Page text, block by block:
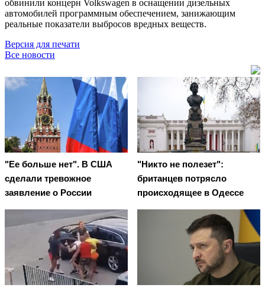
обвинили концерн Volkswagen в оснащении дизельных
автомобилей программным обеспечением, занижающим
реальные показатели выбросов вредных веществ.
Версия для печати
Все новости
"Ее больше нет". В США
сделали тревожное
заявление о России
"Никто не полезет":
британцев потрясло
происходящее в Одессе